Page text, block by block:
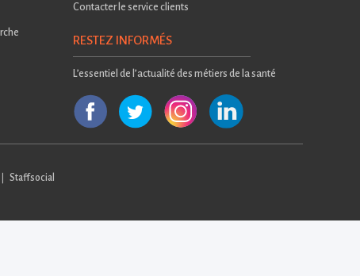
Contacter le service clients
RESTEZ INFORMÉS
L’essentiel de l’actualité des métiers de la santé
Staffsocial